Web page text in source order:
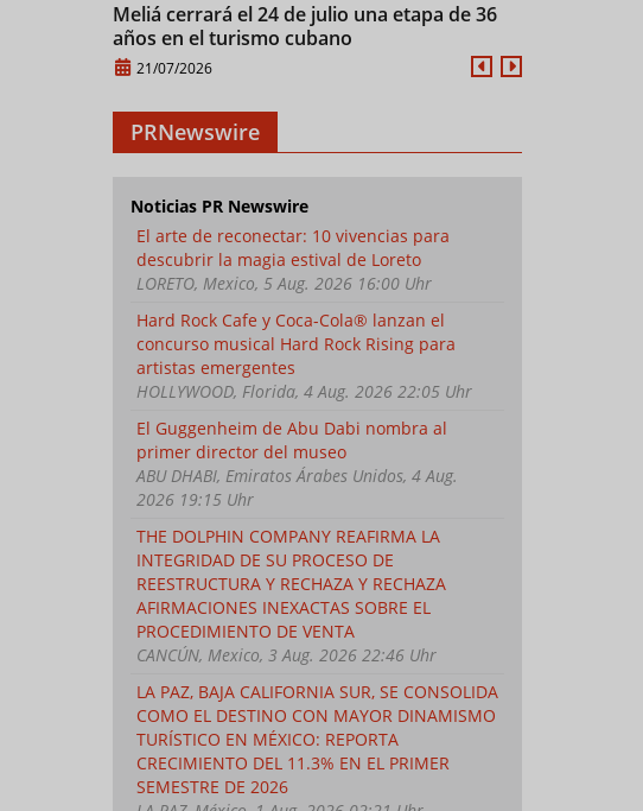
Meliá cerrará el 24 de julio una etapa de 36
años en el turismo cubano
21/07/2026
PRNewswire
Noticias PR Newswire
El arte de reconectar: 10 vivencias para
descubrir la magia estival de Loreto
LORETO, Mexico, 5 Aug. 2026 16:00 Uhr
Hard Rock Cafe y Coca-Cola® lanzan el
concurso musical Hard Rock Rising para
artistas emergentes
HOLLYWOOD, Florida, 4 Aug. 2026 22:05 Uhr
El Guggenheim de Abu Dabi nombra al
primer director del museo
ABU DHABI, Emiratos Árabes Unidos, 4 Aug.
2026 19:15 Uhr
THE DOLPHIN COMPANY REAFIRMA LA
INTEGRIDAD DE SU PROCESO DE
REESTRUCTURA Y RECHAZA Y RECHAZA
AFIRMACIONES INEXACTAS SOBRE EL
PROCEDIMIENTO DE VENTA
CANCÚN, Mexico, 3 Aug. 2026 22:46 Uhr
LA PAZ, BAJA CALIFORNIA SUR, SE CONSOLIDA
COMO EL DESTINO CON MAYOR DINAMISMO
TURÍSTICO EN MÉXICO: REPORTA
CRECIMIENTO DEL 11.3% EN EL PRIMER
SEMESTRE DE 2026